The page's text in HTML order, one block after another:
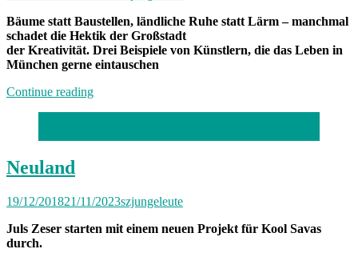
Bäume statt Baustellen, ländliche Ruhe statt Lärm – manchmal
schadet die Hektik der Großstadt
der Kreativität. Drei Beispiele von Künstlern, die das Leben in
München gerne eintauschen
Continue reading„Es
Neuland
19/12/201821/11/2023szjungeleute
Juls Zeser starten mit einem neuen Projekt für Kool Savas
durch.